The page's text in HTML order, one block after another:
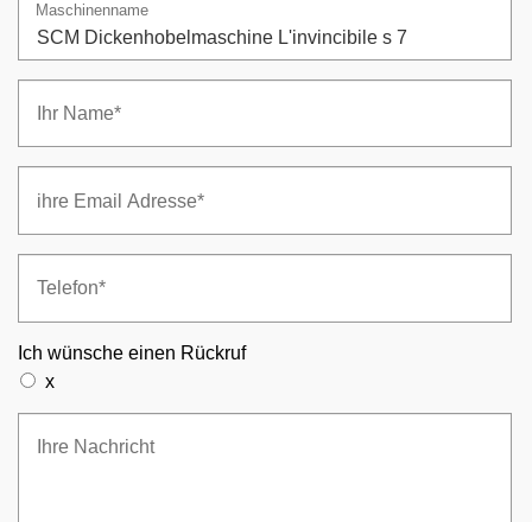
Maschinenname
Ich wünsche einen Rückruf
x